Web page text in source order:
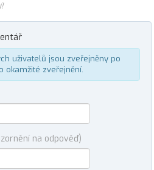
uživatelů jsou zveřejněny po
okamžité zveřejnění.
na odpověď)